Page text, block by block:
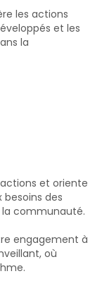
les actions
et les
la
et oriente
des
communauté.
engagement à
où